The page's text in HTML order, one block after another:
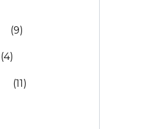
(9)
(4)
(11)